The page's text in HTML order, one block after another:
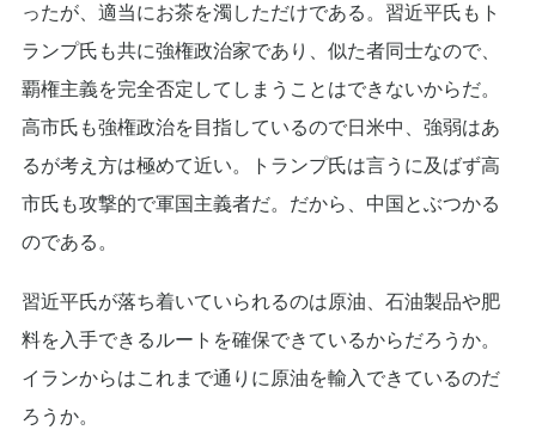
ったが、適当にお茶を濁しただけである。習近平氏もト
ランプ氏も共に強権政治家であり、似た者同士なので、
覇権主義を完全否定してしまうことはできないからだ。
高市氏も強権政治を目指しているので日米中、強弱はあ
るが考え方は極めて近い。トランプ氏は言うに及ばず高
市氏も攻撃的で軍国主義者だ。だから、中国とぶつかる
のである。
習近平氏が落ち着いていられるのは原油、石油製品や肥
料を入手できるルートを確保できているからだろうか。
イランからはこれまで通りに原油を輸入できているのだ
ろうか。